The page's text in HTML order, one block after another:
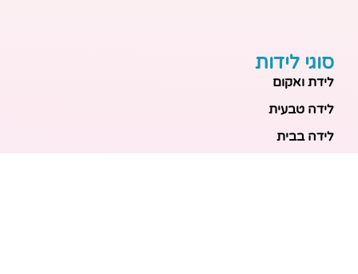
סוגי לידות
לידת ואקום
לידה טבעית
לידה בבית